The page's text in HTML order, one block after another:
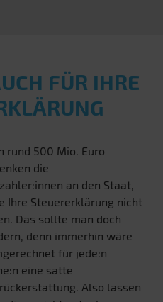
FÜR IHRE
rund 500 Mio. Euro
die
an den Staat,
Ihre Steuererklärung nicht
Das sollte man doch
denn immerhin wäre
für jede:n
eine satte
Also lassen